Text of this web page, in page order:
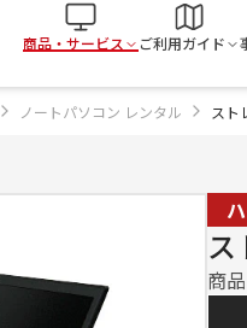
商品・サービス ご利用ガイド
ノートパソコン レンタル スト
ス
商